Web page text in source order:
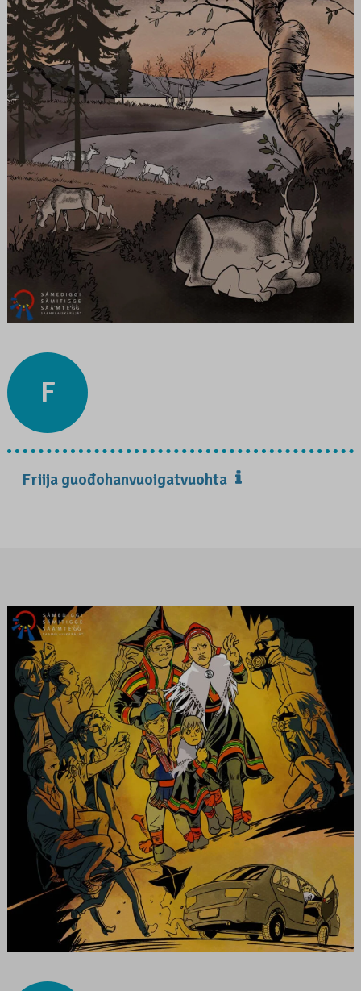
F
Friija guođohanvuoigatvuohta